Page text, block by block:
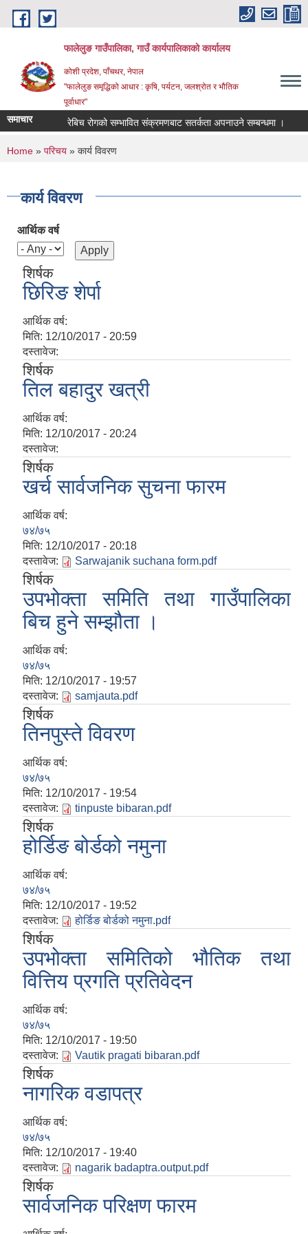
Skip to main content
फालेलुङ गाउँपालिका, गाउँ कार्यपालिकाको कार्यालय
कोशी प्रदेश, पाँचथर, नेपाल
"फालेलुङ समृद्धिको आधार : कृषि, पर्यटन, जलश्रोत र भौतिक
पूर्वाधार"
समाचार रेबिच रोगको सम्भावित संक्रमणबाट सतर्कता अपनाउने सम्बन्धमा ।
You are here
Home » परिचय » कार्य विवरण
कार्य विवरण
आर्थिक वर्ष
शिर्षक
छिरिङ शेर्पा
आर्थिक वर्ष:
मिति: 12/10/2017 - 20:59
दस्तावेज:
शिर्षक
तिल बहादुर खत्री
आर्थिक वर्ष:
मिति: 12/10/2017 - 20:24
दस्तावेज:
शिर्षक
खर्च सार्वजनिक सुचना फारम
आर्थिक वर्ष:
७४/७५
मिति: 12/10/2017 - 20:18
दस्तावेज:
Sarwajanik suchana form.pdf
शिर्षक
उपभोक्ता समिति तथा गाउँपालिका
बिच हुने सम्झौता ।
आर्थिक वर्ष:
७४/७५
मिति: 12/10/2017 - 19:57
दस्तावेज:
samjauta.pdf
शिर्षक
तिनपुस्ते विवरण
आर्थिक वर्ष:
७४/७५
मिति: 12/10/2017 - 19:54
दस्तावेज:
tinpuste bibaran.pdf
शिर्षक
होर्डिङ बोर्डको नमुना
आर्थिक वर्ष:
७४/७५
मिति: 12/10/2017 - 19:52
दस्तावेज:
होर्डिङ बोर्डको नमुना.pdf
शिर्षक
उपभोक्ता समितिको भौतिक तथा
वित्तिय प्रगति प्रतिवेदन
आर्थिक वर्ष:
७४/७५
मिति: 12/10/2017 - 19:50
दस्तावेज:
Vautik pragati bibaran.pdf
शिर्षक
नागरिक वडापत्र
आर्थिक वर्ष:
७४/७५
मिति: 12/10/2017 - 19:40
दस्तावेज:
nagarik badaptra.output.pdf
शिर्षक
सार्वजनिक परिक्षण फारम